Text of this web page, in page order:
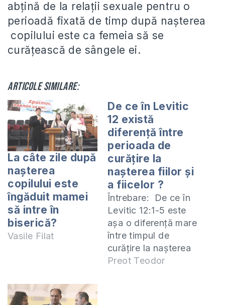
abțină de la relații sexuale pentru o
perioadă fixată de timp după nașterea
copilului este ca femeia să se
curățească de sângele ei.
Articole similare:
La câte zile după
nașterea
copilului este
îngăduit mamei
să intre în
biserică?
Vasile Filat
De ce în Levitic
12 există
diferenţă între
perioada de
curăţire la
naşterea fiilor şi
a fiicelor ?
Întrebare: De ce în
Levitic 12:1-5 este
aşa o diferență mare
între timpul de
curăţire la nașterea
fiilor și a fiicelor?
Preot Teodor